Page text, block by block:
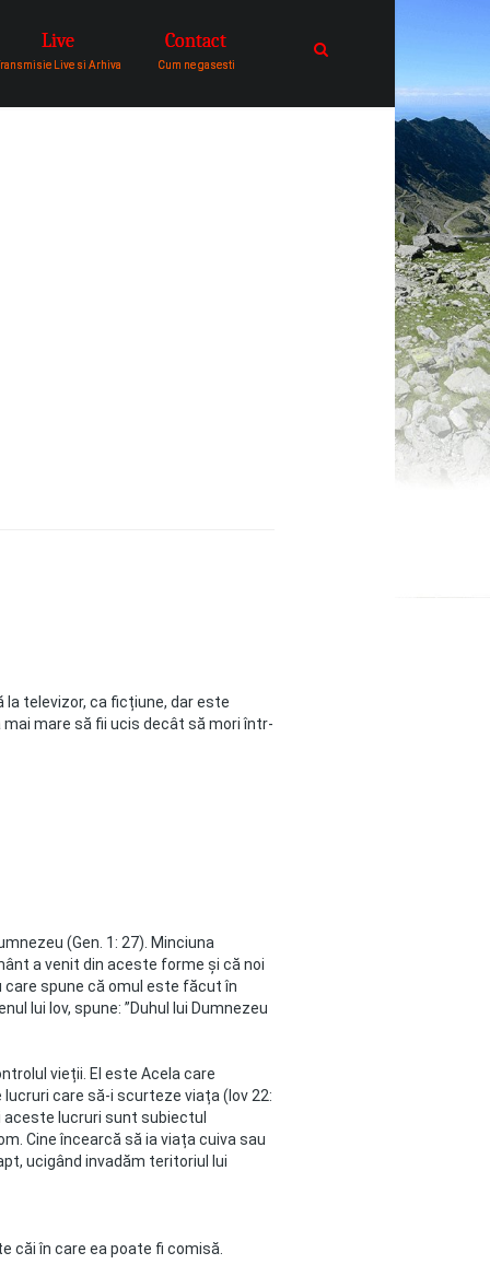
comunitatea de oameni in
Live
Live si Arhiva
Contact
Cum ne gasesti
televizor, ca ficțiune, dar este
mare să fii ucis decât să mori într-
(Gen. 1: 27). Minciuna
a venit din aceste forme și că noi
spune că omul este făcut în
lui Iov, spune: ”Duhul lui Dumnezeu
vieții. El este Acela care
care să-i scurteze viața (Iov 22:
aceste lucruri sunt subiectul
Cine încearcă să ia viața cuiva sau
ucigând invadăm teritoriul lui
căi în care ea poate fi comisă.